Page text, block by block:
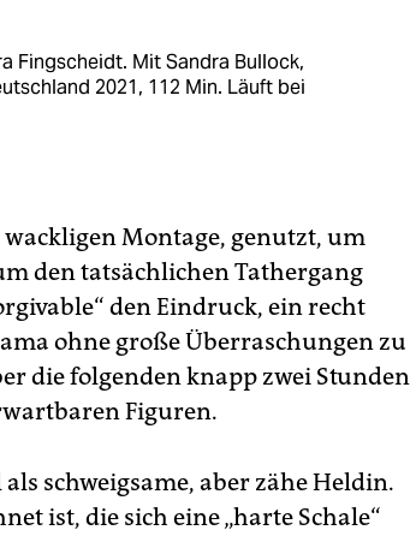
Fingscheidt. Mit Sandra Bullock,
2021, 112 Min. Läuft bei
Montage, genutzt, um
den tatsächlichen Tathergang
den Eindruck, ein recht
ohne große Überraschungen zu
die folgenden knapp zwei Stunden
Figuren.
schweigsame, aber zähe Heldin.
ist, die sich eine „harte Schale“